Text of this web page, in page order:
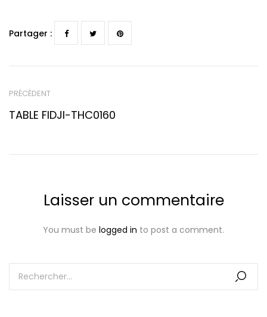
Partager :
PRÉCÉDENT
TABLE FIDJI-THC0160
Laisser un commentaire
You must be logged in to post a comment.